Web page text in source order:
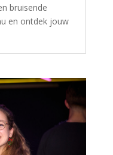
bruisende
en ontdek jouw